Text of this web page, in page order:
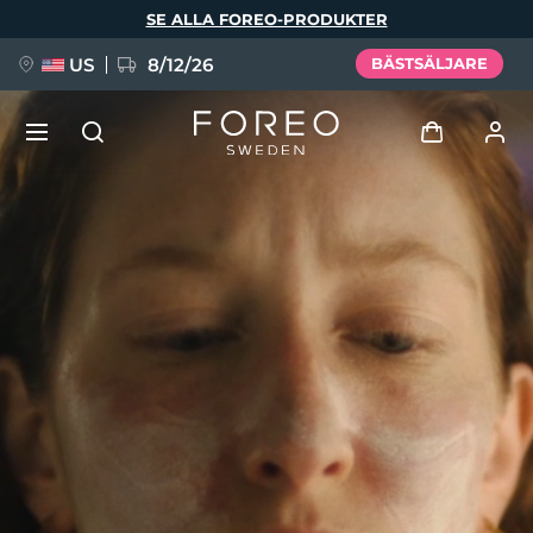
SE ALLA FOREO-PRODUKTER
US 8/12/26 BÄSTSÄLJARE
Logga in
Användarprofil
Mina enheter
Mina beställningar
Mina adresser
Mina prenumerationer
FAQ™ Pure Beauty-Tech Elixir
BREAKING NEWS
issa™ Teeth Whitening Set
Deutsch
Español
Français
Português
Polski
简体中文 繁體中文